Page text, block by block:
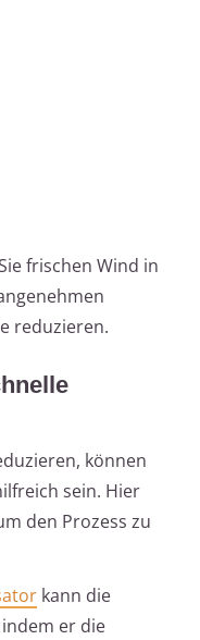
frischen Wind in
reduzieren.
können
sein. Hier
den Prozess zu
kann die
er die